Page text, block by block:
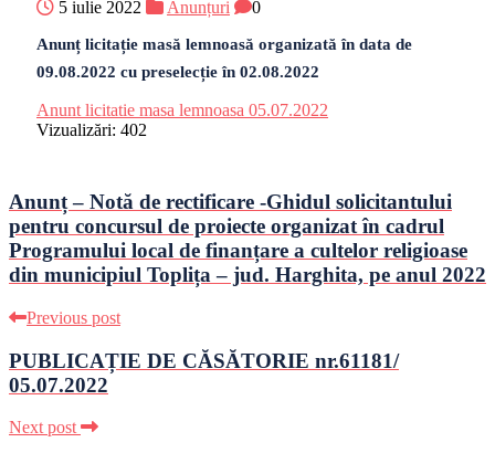
5 iulie 2022 Anunțuri 0
Anunț licitație masă lemnoasă organizată în data de
09.08.2022 cu preselecție în 02.08.2022
Anunt licitatie masa lemnoasa 05.07.2022
Vizualizări: 402
Anunț – Notă de rectificare -Ghidul solicitantului
pentru concursul de proiecte organizat în cadrul
Programului local de finanțare a cultelor religioase
din municipiul Toplița – jud. Harghita, pe anul 2022
Previous post
PUBLICAȚIE DE CĂSĂTORIE nr.61181/
05.07.2022
Next post